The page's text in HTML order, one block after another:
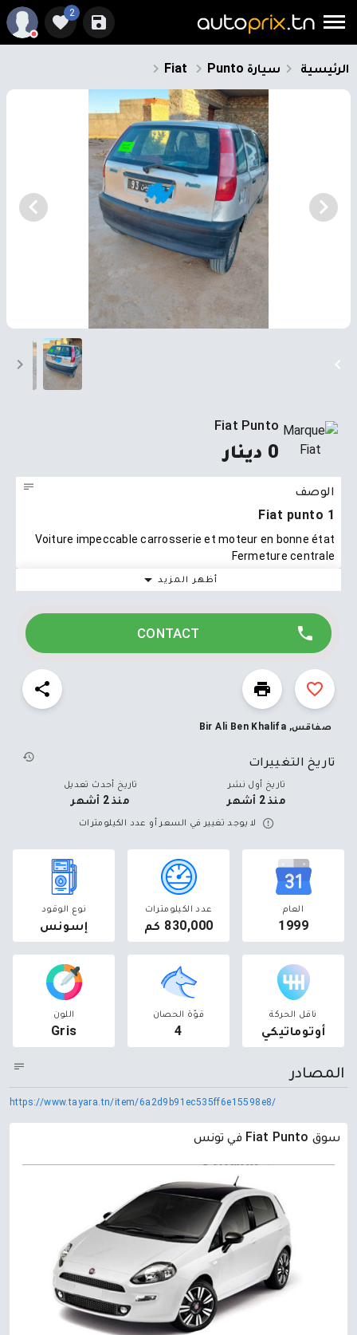
2
الرئيسية سيارة Fiat Punto
Fiat Punto
0 دينار
الوصف
Fiat punto 1
Voiture impeccable carrosserie et moteur en bonne état
Fermeture centrale
أظهر المزيد
CONTACT
صفاقس, Bir Ali Ben Khalifa
تاريخ التغييرات
تاريخ أول نشر
منذ 2 أشهر
تاريخ أحدث تعديل
منذ 2 أشهر
لا يوجد تغيير في السعر أو عدد الكيلومترات
العام
1999
عدد الكيلومترات
830,000 كم
نوع الوقود
إسونس
ناقل الحركة
أوتوماتيكي
قوّة الحصان
4
اللون
Gris
المصادر
https://www.tayara.tn/item/6a2d9b91ec535ff6e15598e8/
سوق Fiat Punto في تونس